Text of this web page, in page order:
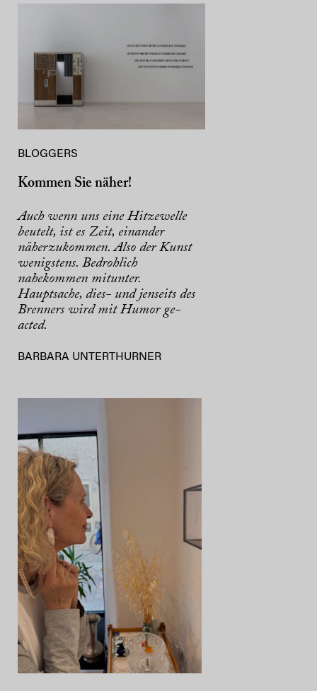
BLOGGERS
Kommen Sie näher!
Auch wenn uns eine Hitzewelle
beutelt, ist es Zeit, einander
näherzukommen. Also der Kunst
wenigstens. Bedrohlich
nahekommen mitunter.
Hauptsache, dies- und jenseits des
Brenners wird mit Humor ge-
acted.
BARBARA UNTERTHURNER